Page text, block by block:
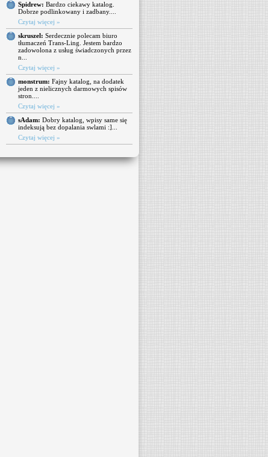
Spidrew: Bardzo ciekawy katalog.
Dobrze podlinkowany i zadbany....
Czytaj więcej »
skruszel: Serdecznie polecam biuro
tłumaczeń Trans-Ling. Jestem bardzo
zadowolona z usług świadczonych przez
n...
Czytaj więcej »
monstrum: Fajny katalog, na dodatek
jeden z nielicznych darmowych spisów
stron....
Czytaj więcej »
sAdam: Dobry katalog, wpisy same się
indeksują bez dopalania swlami :]...
Czytaj więcej »